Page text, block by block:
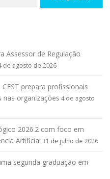
Assessor de Regulação
de agosto de 2026
prepara profissionais
nas organizações 4 de agosto
2026.2 com foco em
Artificial 31 de julho de 2026
segunda graduação em